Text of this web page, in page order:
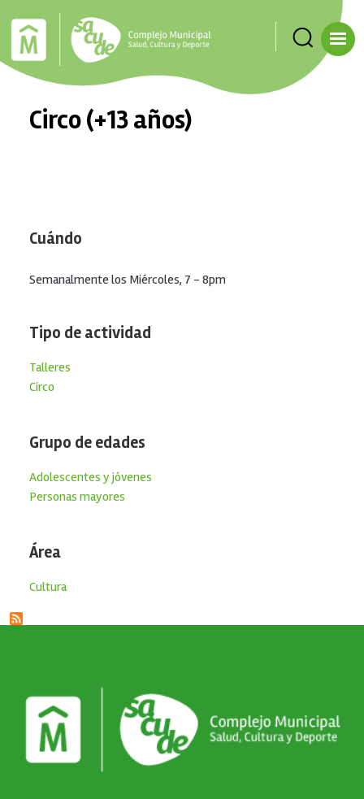
Pasar al contenido principal
Circo (+13 años)
Cuándo
Semanalmente los Miércoles, 7 - 8pm
Tipo de actividad
Talleres
Circo
Grupo de edades
Adolescentes y jóvenes
Personas mayores
Área
Cultura